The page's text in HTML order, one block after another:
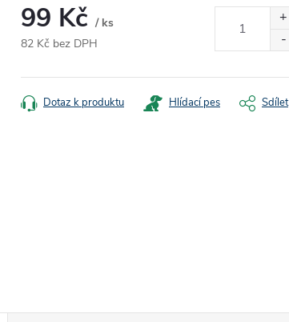
99 Kč / ks
82 Kč bez DPH
cena:
Dotaz k produktu Hlídací pes Sdílet